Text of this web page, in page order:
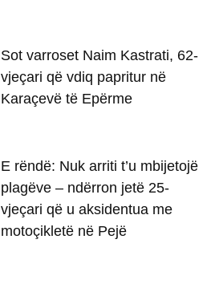
Sot varroset Naim Kastrati, 62-
vjeçari që vdiq papritur në
Karaçevë të Epërme
E rëndë: Nuk arriti t’u mbijetojë
plagëve – ndërron jetë 25-
vjeçari që u aksidentua me
motoçikletë në Pejë